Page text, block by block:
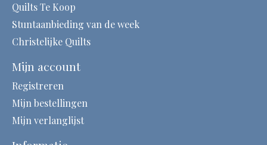
Quilts Te Koop
Stuntaanbieding van de week
Christelijke Quilts
Mijn account
Registreren
Mijn bestellingen
Mijn verlanglijst